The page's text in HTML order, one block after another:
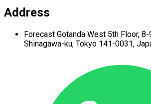
Address
Forecast Gotanda West 5th Floor, 8-
Shinagawa-ku, Tokyo 141-0031,